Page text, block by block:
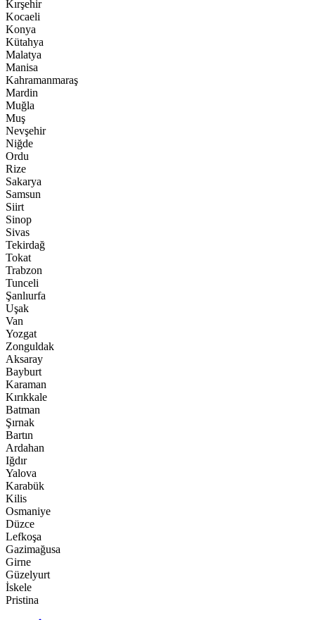
Kırşehir
Kocaeli
Konya
Kütahya
Malatya
Manisa
Kahramanmaraş
Mardin
Muğla
Muş
Nevşehir
Niğde
Ordu
Rize
Sakarya
Samsun
Siirt
Sinop
Sivas
Tekirdağ
Tokat
Trabzon
Tunceli
Şanlıurfa
Uşak
Van
Yozgat
Zonguldak
Aksaray
Bayburt
Karaman
Kırıkkale
Batman
Şırnak
Bartın
Ardahan
Iğdır
Yalova
Karabük
Kilis
Osmaniye
Düzce
Lefkoşa
Gazimağusa
Girne
Güzelyurt
İskele
Pristina